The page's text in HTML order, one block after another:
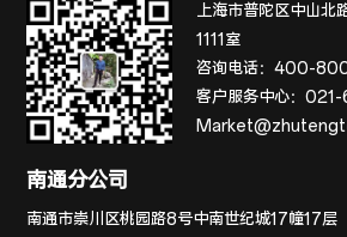
上海市普陀区中山北
1111室
咨询电话：400-
客户服务中心：021-
南通分公司
南通市崇川区桃园路8号中南世纪城17幢17层